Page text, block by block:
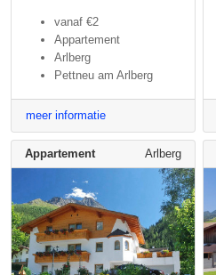
vanaf €2
Appartement
Arlberg
Pettneu am Arlberg
meer informatie
Appartement Arlberg